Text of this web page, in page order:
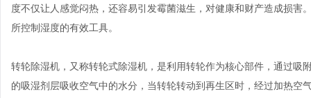
度不仅让人感觉闷热，还容易引发霉菌滋生，对健康和财产造成损
所控制湿度的有效工具。
转轮除湿机，又称转轮式除湿机，是利用转轮作为核心部件，通过吸
的吸湿剂层吸收空气中的水分，当转轮转动到再生区时，经过加热